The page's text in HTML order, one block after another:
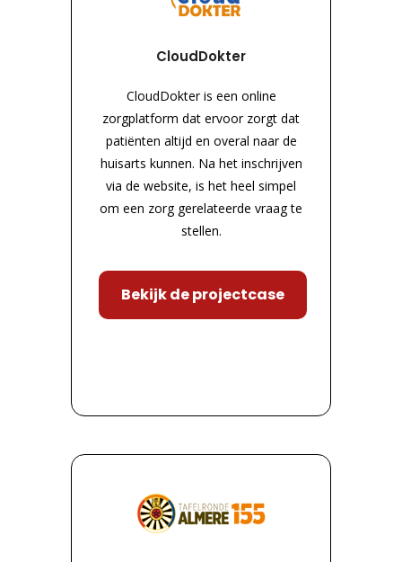
CloudDokter
CloudDokter is een online
zorgplatform dat ervoor zorgt dat
patiënten altijd en overal naar de
huisarts kunnen. Na het inschrijven
via de website, is het heel simpel
om een zorg gerelateerde vraag te
stellen.
Bekijk de projectcase